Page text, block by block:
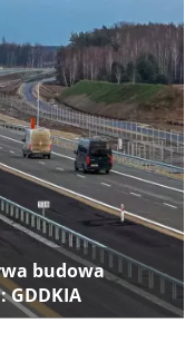
budowa
GDDKIA